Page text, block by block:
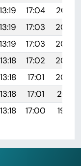
13:19 17:04
20:07
13:19 17:03
20:06
13:19 17:03
20:05
13:18 17:02
20:03
13:18 17:01
20:02
13:18 17:01
20:01
13:18 17:00 19:59